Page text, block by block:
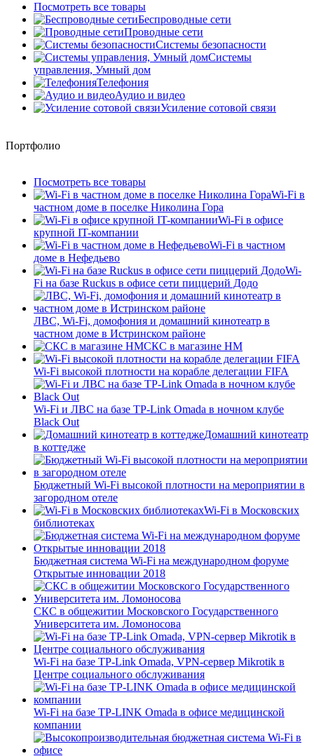
Посмотреть все товары
Беспроводные сети
Проводные сети
Системы безопасности
Системы
управления, Умный дом
Телефония
Аудио и видео
Усиление сотовой связи
Портфолио
Посмотреть все товары
Wi-Fi в
частном доме в поселке Николина Гора
Wi-Fi в офисе
крупной IT-компании
Wi-Fi в частном
доме в Нефедьево
Wi-
Fi на базе Ruckus в офисе сети пиццерий Додо
ЛВС, Wi-Fi, домофония и домашний кинотеатр в
частном доме в Истринском районе
СКС в магазине HM
Wi-Fi высокой плотности на корабле делегации FIFA
Wi-Fi и ЛВС на базе TP-Link Omada в ночном клубе
Black Out
Домашний кинотеатр
в коттедже
Бюджетный Wi-Fi высокой плотности на мероприятии в
загородном отеле
Wi-Fi в Московских
библиотеках
Бюджетная система Wi-Fi на международном форуме
Открытые инновации 2018
СКС в общежитии Московского Государственного
Университета им. Ломоносова
Wi-Fi на базе TP-Link Omada, VPN-сервер Mikrotik в
Центре социального обслуживания
Wi-Fi на базе TP-LINK Omada в офисе медицинской
компании